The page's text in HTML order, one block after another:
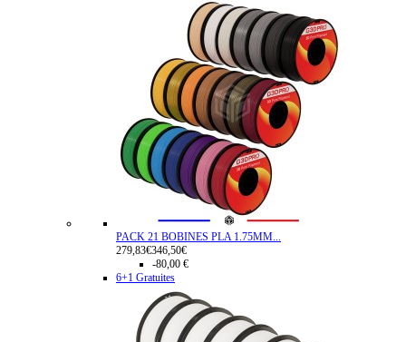
PACK 21 BOBINES PLA 1.75MM...
279,83€346,50€
-80,00 €
6+1 Gratuites